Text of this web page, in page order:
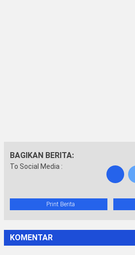
BAGIKAN BERITA:
To Social Media :
Print Berita
KOMENTAR